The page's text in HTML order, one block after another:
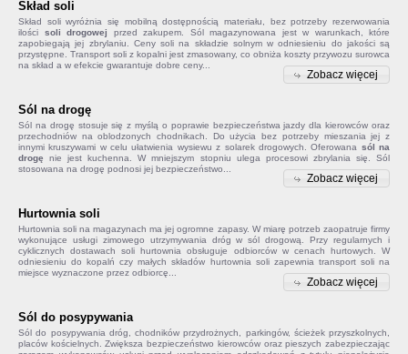
Skład soli
Skład soliwyróżnia się mobilną dostępnością materiału, bez potrzeby rezerwowania
ilości soli drogowej przed zakupem. Sól magazynowana jest w warunkach, które
zapobiegają jej zbrylaniu. Ceny soli na składzie solnym w odniesieniu do jakości są
przystępne. Transport soli z kopalni jest zmasowany, co obniża koszty przywozu surowca
na skład a w efekcie gwarantuje dobre ceny...
Zobacz więcej
Sól na drogę
Sól na drogę stosuje się z myślą o poprawie bezpieczeństwa jazdy dla kierowców oraz
przechodniów na oblodzonych chodnikach. Do użycia bez potrzeby mieszania jej z
innymi kruszywami w celu ułatwienia wysiewu z solarek drogowych. Oferowana sól na
drogę nie jest kuchenna. W mniejszym stopniu ulega procesowi zbrylania się. Sól
stosowana na drogę podnosi jej bezpieczeństwo...
Zobacz więcej
Hurtownia soli
Hurtownia soli na magazynach ma jej ogromne zapasy. W miarę potrzeb zaopatruje firmy
wykonujące usługi zimowego utrzymywania dróg w sól drogową. Przy regularnych i
cyklicznych dostawach soli hurtownia obsługuje odbiorców w cenach hurtowych. W
odniesieniu do kopalń czy małych składów hurtownia solizapewnia transport soli na
miejsce wyznaczone przez odbiorcę...
Zobacz więcej
Sól do posypywania
Sól do posypywania dróg, chodników przydrożnych, parkingów, ścieżek przyszkolnych,
placów kościelnych. Zwiększa bezpieczeństwo kierowców oraz pieszych zabezpieczając